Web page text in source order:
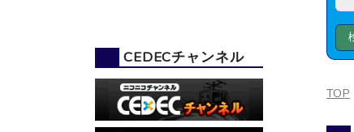
TOP
CEDECチャンネル